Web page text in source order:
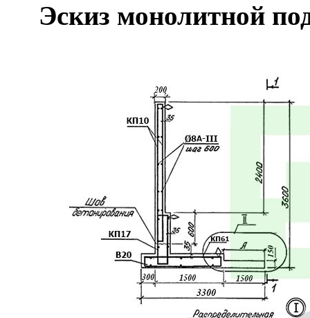
Эскиз монолитной